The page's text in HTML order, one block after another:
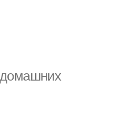
домашних